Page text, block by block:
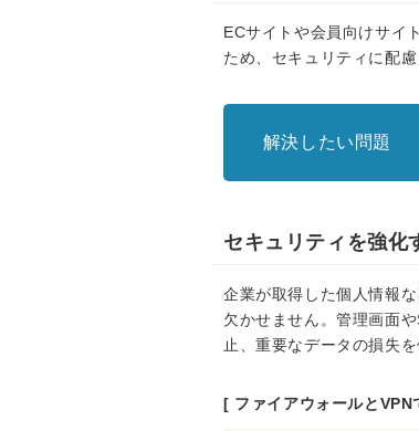
ECサイトや会員向けサイ
ため、セキュリティに配
解決したい問題
セキュリティを強化
企業が取得した個人情報
欠かせません。管理画面
止、重要なデータの損失
[ ファイアウォールとVPN